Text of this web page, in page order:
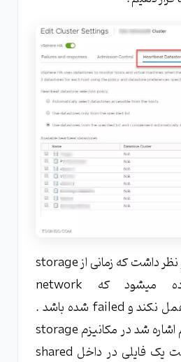
این نکته را نیز باید در نظر داشت که زمانی از storage
heartbeat استفاده میشود که network
heartbeat درست عمل نکند و failed شده باشد .
همانطور که بالاتر هم اشاره شد در مکانیزم storage
heartbeat هر هاست یک فایلی در داخل shared